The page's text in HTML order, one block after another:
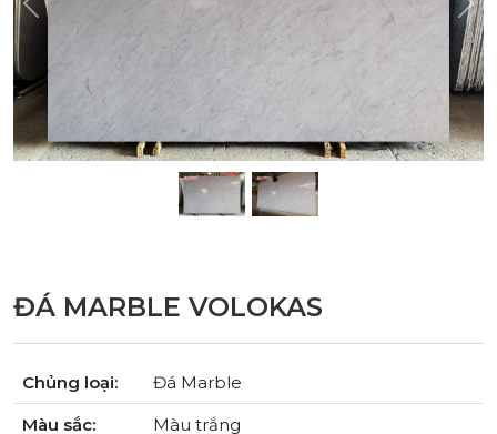
Previous
ĐÁ MARBLE VOLOKAS
Chủng loại:
Đá Marble
Màu sắc:
Màu trắng